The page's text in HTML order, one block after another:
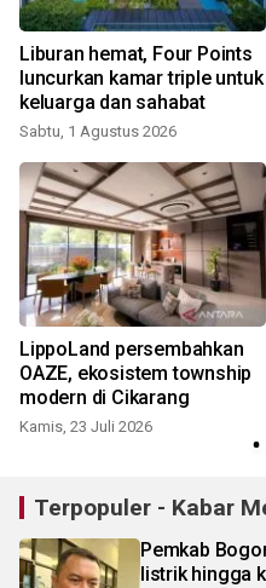
Liburan hemat, Four Points
luncurkan kamar triple untuk
keluarga dan sahabat
Sabtu, 1 Agustus 2026
LippoLand persembahkan
OAZE, ekosistem township
modern di Cikarang
Kamis, 23 Juli 2026
Terpopuler - Kabar
Pemkab
listrik hingga